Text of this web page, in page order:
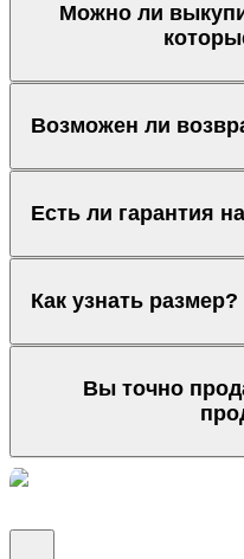
Можно ли
Возможен ли
Есть ли гарантия
Как узнать размер?
Вы точно